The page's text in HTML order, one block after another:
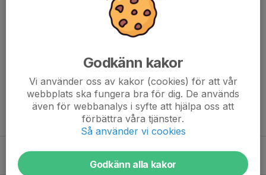
, ledamot (nyval)
, suppleant
, suppleant
Flera publikvärdar sökes
4 aug, 19:52 0
Godkänn kakor
Vi använder oss av kakor (cookies) för att vår
webbplats ska fungera bra för dig. De används
även för webbanalys i syfte att hjälpa oss att
förbättra våra tjänster.
Så använder vi cookies
Godkänn alla kakor